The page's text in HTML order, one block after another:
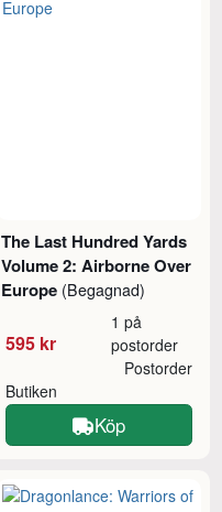
The Last Hundred Yards
Volume 2: Airborne Over
Europe (Begagnad)
595 kr
1 på
postorder
Butiken
Postorder
Köp